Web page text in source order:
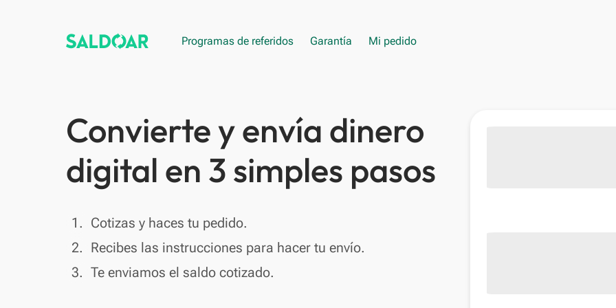
Programas de referidos Garantía Mi pedido
Convierte y envía dinero
digital en 3 simples pasos
done
1. Cotizas y haces tu pedido.
done
2. Recibes las instrucciones para hacer tu envío.
done
3. Te enviamos el saldo cotizado.